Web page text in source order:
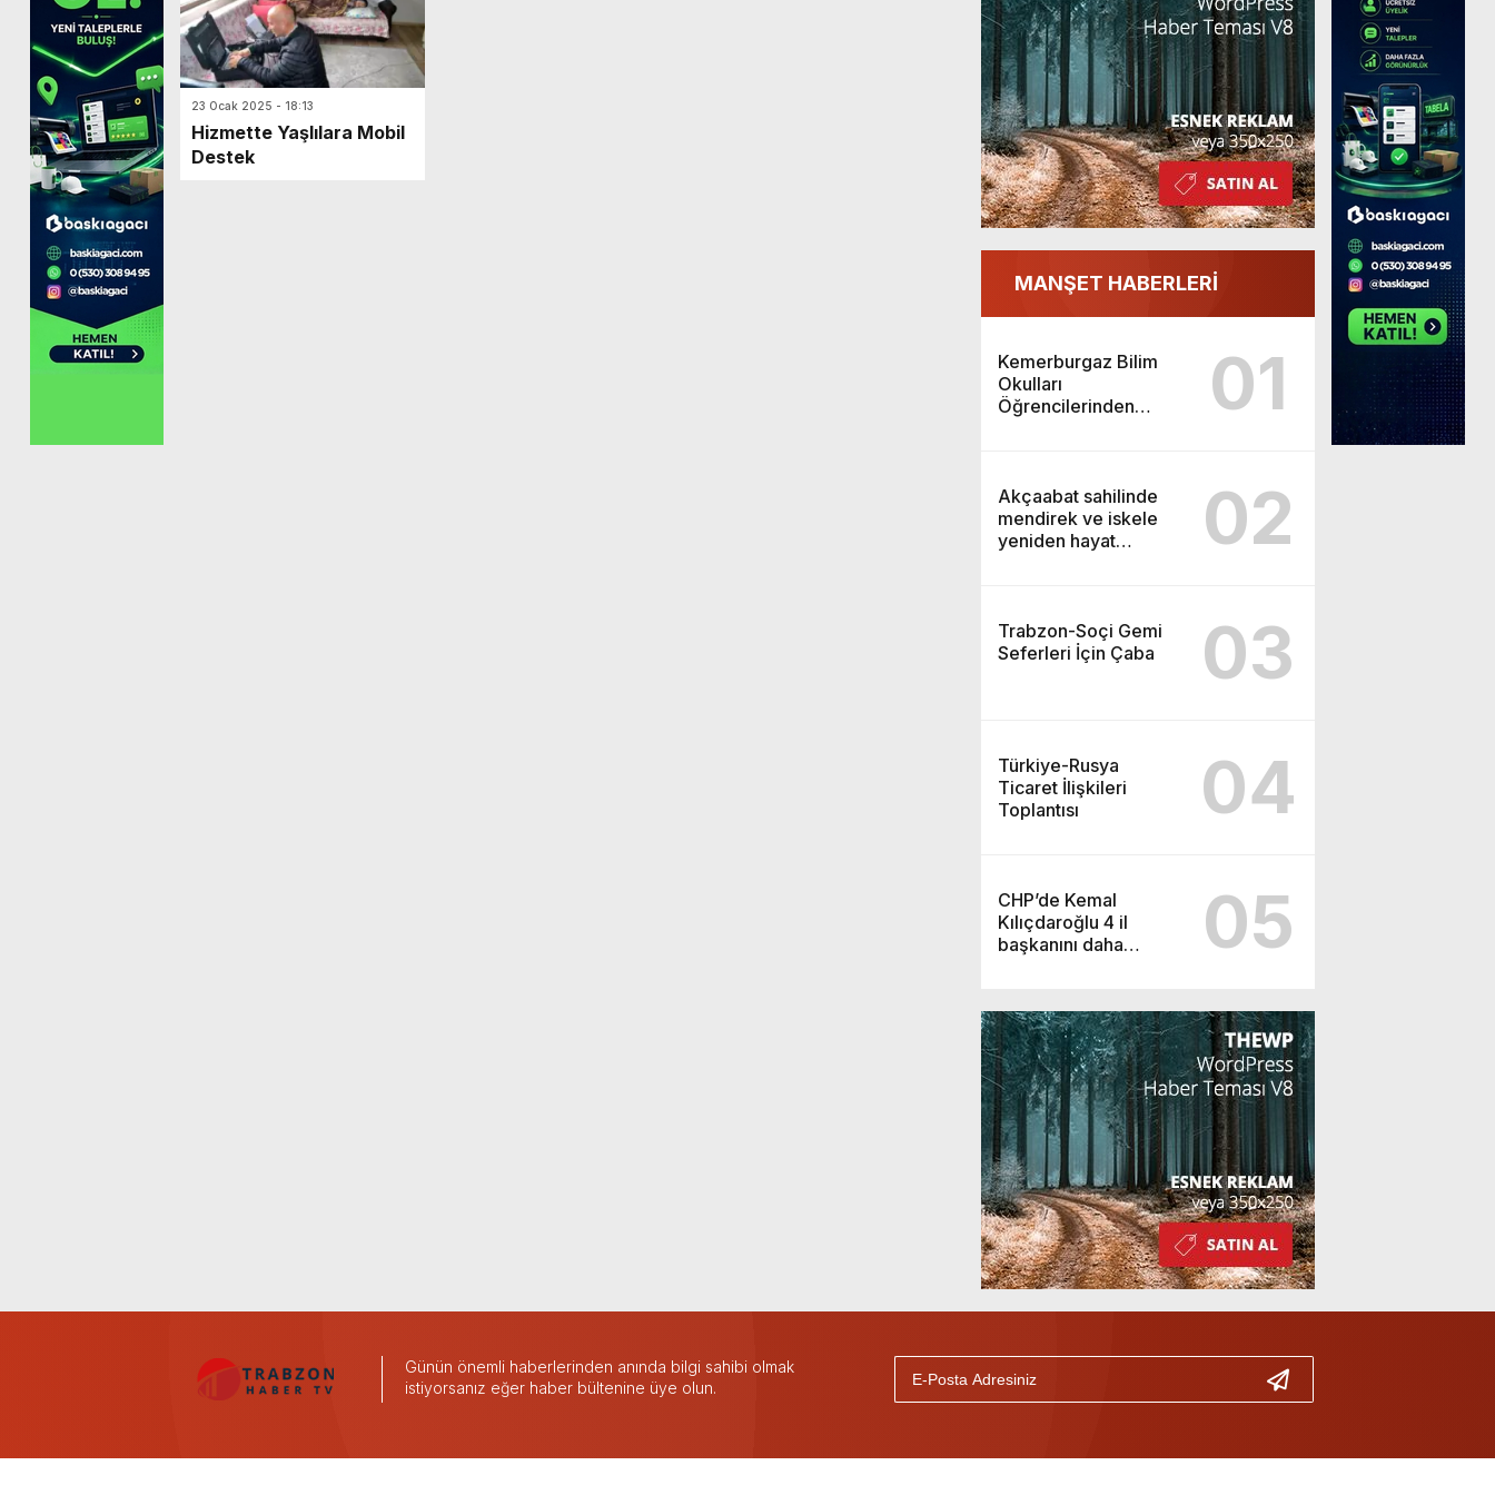
23 Ocak 2025 - 18:13
Hizmette Yaşlılara Mobil
Destek
MANŞET HABERLERİ
Kemerburgaz Bilim
Okulları
Öğrencilerinden
01
Akçaabat sahilinde
mendirek ve iskele
yeniden hayat
02
Trabzon-Soçi Gemi
Seferleri İçin Çaba
03
Türkiye-Rusya
Ticaret İlişkileri
Toplantısı
04
CHP’de Kemal
Kılıçdaroğlu 4 il
başkanını daha
05
Günün önemli haberlerinden anında bilgi sahibi olmak
istiyorsanız eğer haber bültenine üye olun.